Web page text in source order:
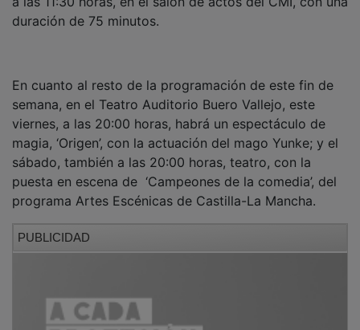
duración de 75 minutos.
semana, en el Teatro Auditorio Buero Vallejo, este
viernes, a las 20:00 horas, habrá un espectáculo de
magia, ‘Origen’, con la actuación del mago Yunke; y el
sábado, también a las 20:00 horas, teatro, con la
puesta en escena de ‘Campeones de la comedia’, del
programa Artes Escénicas de Castilla-La Mancha.